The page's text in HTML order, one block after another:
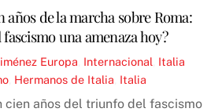
años de la marcha sobre Roma:
fascismo una amenaza hoy?
Europa Internacional Italia
Hermanos de Italia Italia
cien años del triunfo del fascismo